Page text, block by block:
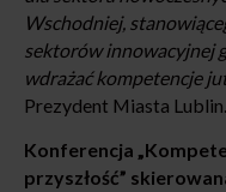
Wschodniej,
sektorów innowacyjnej
wdrażać kompetencje
Prezydent Miasta Lublin.
Konferencja
przyszłość”